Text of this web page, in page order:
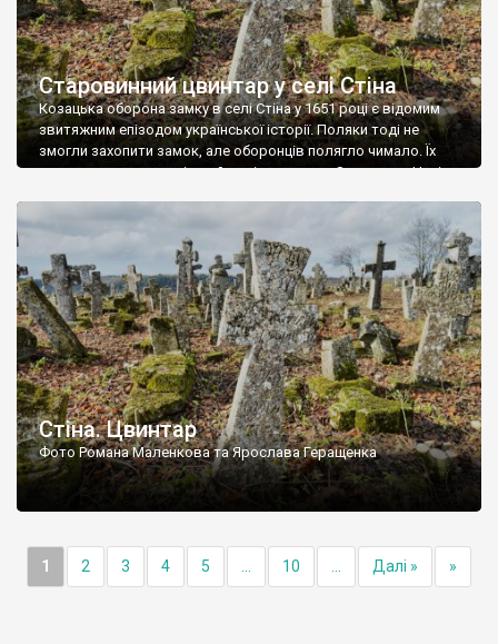
Старовинний цвинтар у селі Стіна
Козацька оборона замку в селі Стіна у 1651 році є відомим
звитяжним епізодом української історії. Поляки тоді не
змогли захопити замок, але оборонців полягло чимало. Їх
поховали на цвинтарі, який тоді називався Замковим. Нині на
ньому чимало хрестів 19 століття, є такі, де епітафії стер […]
Стіна. Цвинтар
Фото Романа Маленкова та Ярослава Геращенка
1 2 3 4 5 10 Далі » »